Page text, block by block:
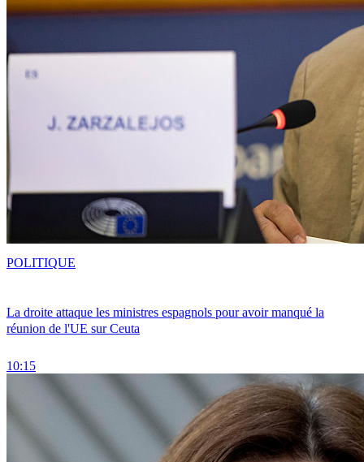
La droite attaque les ministres espagnols pour avoir manqué la
réunion de l'UE sur Ceuta
10:15
POLITIQUE